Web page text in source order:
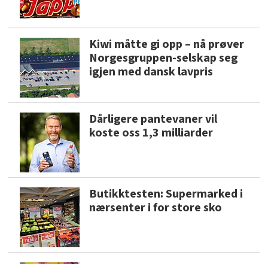
Kiwi måtte gi opp – nå prøver
Norgesgruppen-selskap seg
igjen med dansk lavpris
Dårligere pantevaner vil
koste oss 1,3 milliarder
Butikktesten: Supermarked i
nærsenter i for store sko